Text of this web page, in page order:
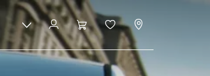
Probefahrt vereinbaren